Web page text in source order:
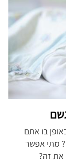
בו אתם
מתי אפשר
את זה?